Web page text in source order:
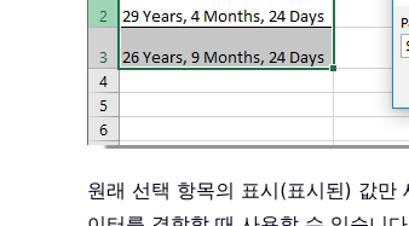
원래 선택 항목의 표시(표시된) 값만